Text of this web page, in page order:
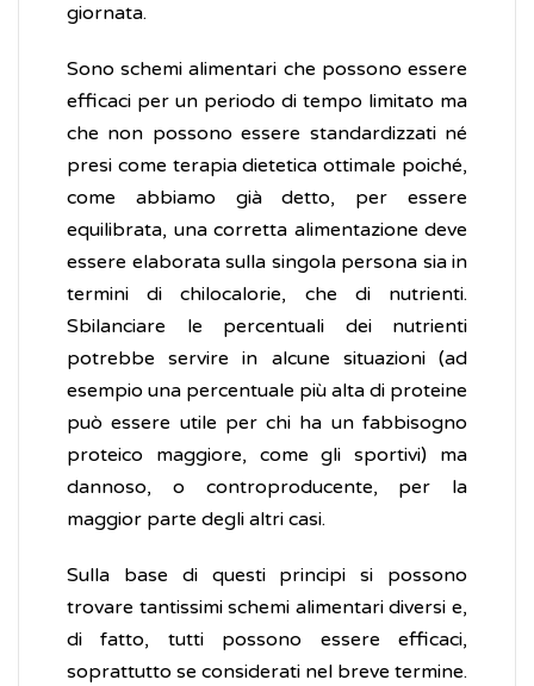
giornata.
Sono schemi alimentari che possono essere
efficaci per un periodo di tempo limitato ma
che non possono essere standardizzati né
presi come terapia dietetica ottimale poiché,
come abbiamo già detto, per essere
equilibrata, una corretta alimentazione deve
essere elaborata sulla singola persona sia in
termini di chilocalorie, che di nutrienti.
Sbilanciare le percentuali dei nutrienti
potrebbe servire in alcune situazioni (ad
esempio una percentuale più alta di proteine
può essere utile per chi ha un fabbisogno
proteico maggiore, come gli sportivi) ma
dannoso, o controproducente, per la
maggior parte degli altri casi.
Sulla base di questi principi si possono
trovare tantissimi schemi alimentari diversi e,
di fatto, tutti possono essere efficaci,
soprattutto se considerati nel breve termine.